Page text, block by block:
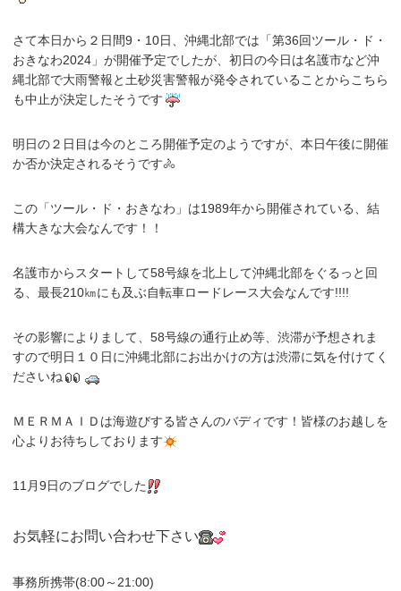
さて本日から２日間9・10日、沖縄北部では「第36回ツール・ド・
おきなわ2024」が開催予定でしたが、初日の今日は名護市など沖
縄北部で大雨警報と土砂災害警報が発令されていることからこちら
も中止が決定したそうです
明日の２日目は今のところ開催予定のようですが、本日午後に開催
か否か決定されるそうです🚴
この「ツール・ド・おきなわ」は1989年から開催されている、結
構大きな大会なんです！！
名護市からスタートして58号線を北上して沖縄北部をぐるっと回
る、最長210㎞にも及ぶ自転車ロードレース大会なんです!!!!
その影響によりまして、58号線の通行止め等、渋滞が予想されま
すので明日１０日に沖縄北部にお出かけの方は渋滞に気を付けてく
ださいね
ＭＥＲＭＡＩＤは海遊びする皆さんのバディです！皆様のお越しを
心よりお待ちしております
11月9日のブログでした
お気軽にお問い合わせ下さい
事務所携帯(8:00～21:00)